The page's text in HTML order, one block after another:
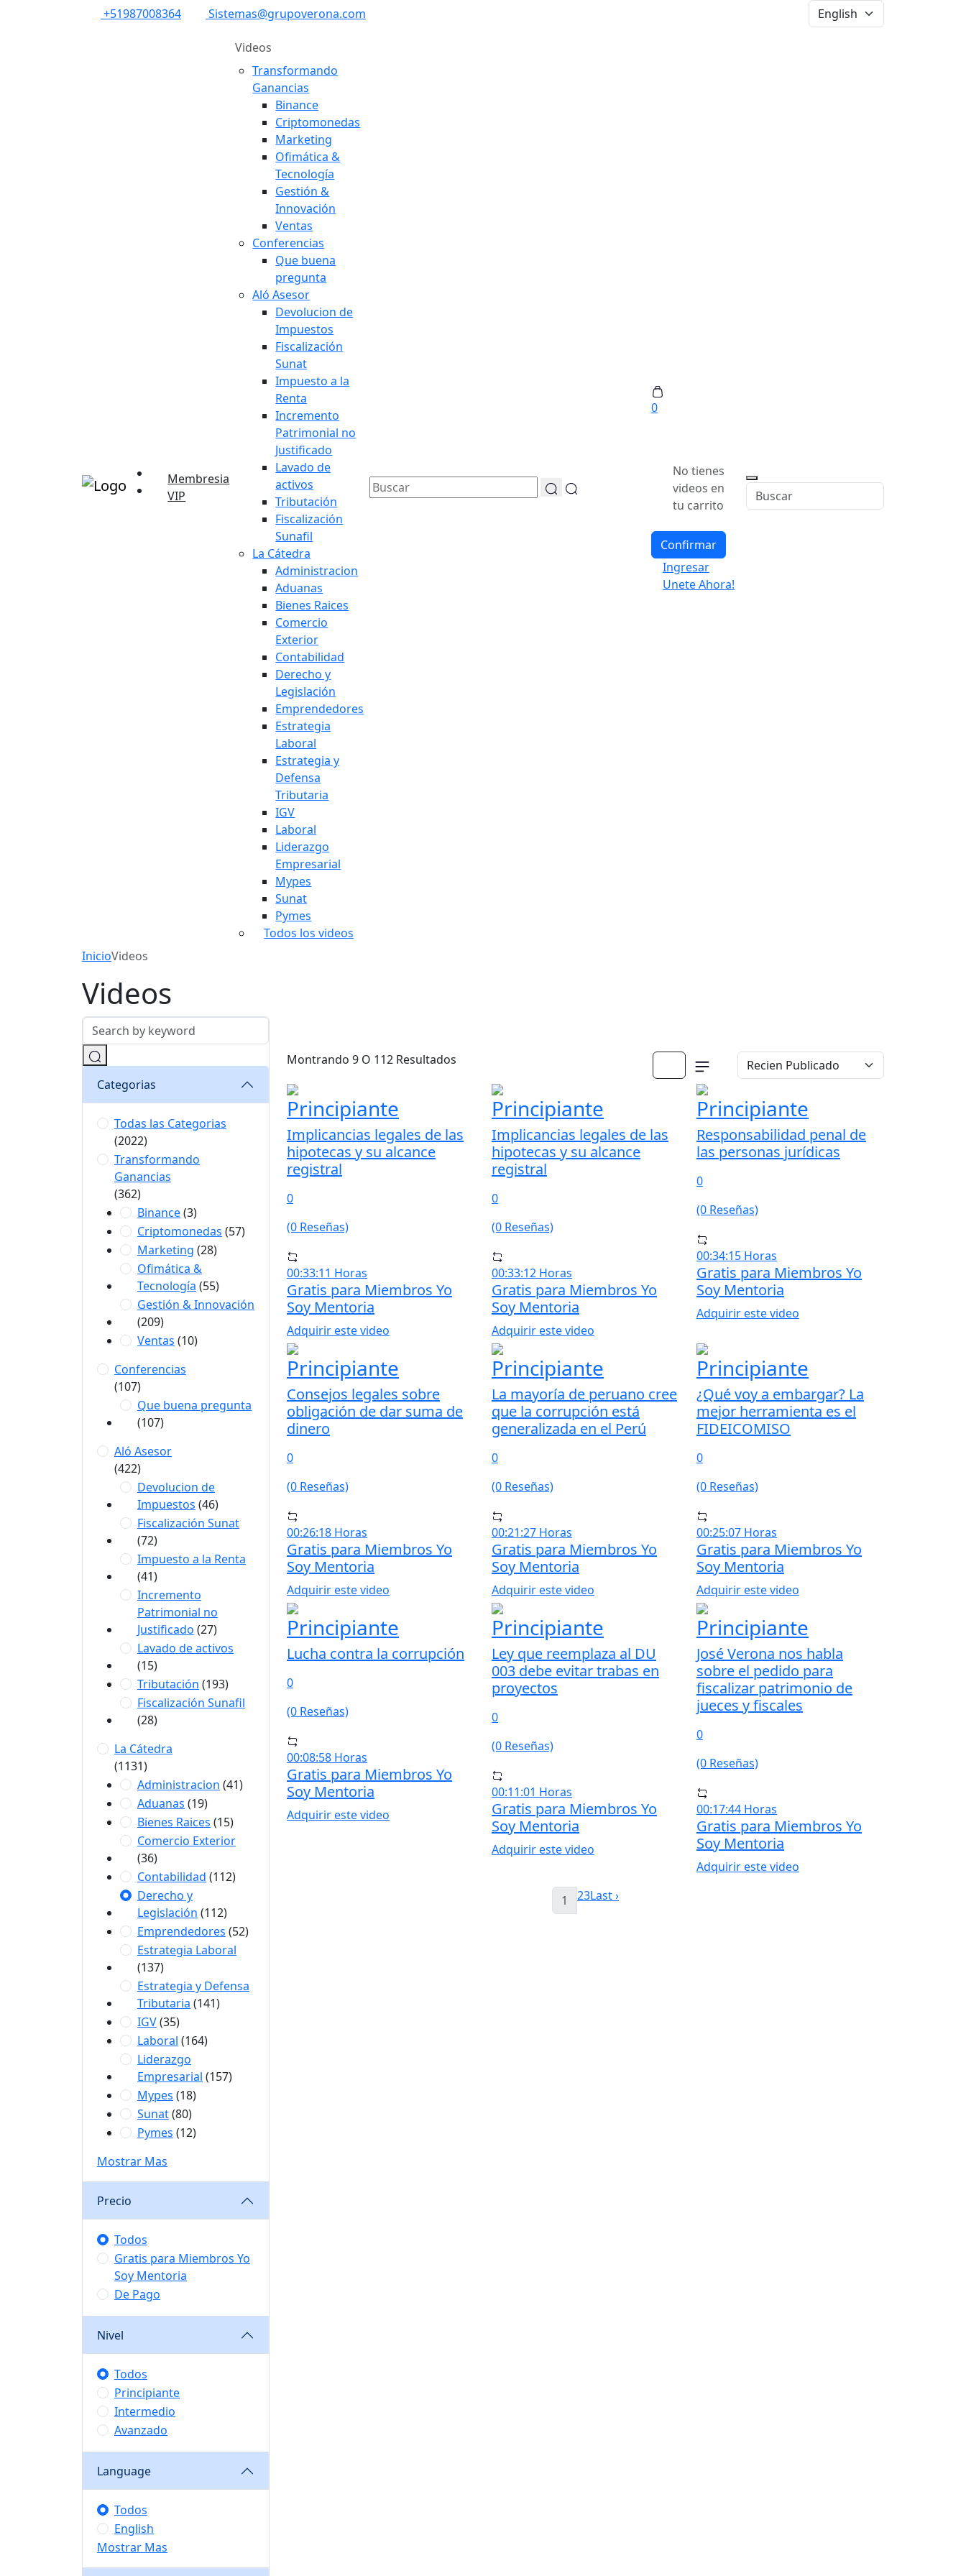
+51987008364 Sistemas@grupoverona.com
Membresia
VIP
Videos
Transformando
Ganancias
Binance
Criptomonedas
Marketing
Ofimática &
Tecnología
Gestión &
Innovación
Ventas
Conferencias
Que buena
pregunta
Aló Asesor
Devolucion de
Impuestos
Fiscalización
Sunat
Impuesto a la
Renta
Incremento
Patrimonial no
Justificado
Lavado de
activos
Tributación
Fiscalización
Sunafil
La Cátedra
Administracion
Aduanas
Bienes Raices
Comercio
Exterior
Contabilidad
Derecho y
Legislación
Emprendedores
Estrategia
Laboral
Estrategia y
Defensa
Tributaria
IGV
Laboral
Liderazgo
Empresarial
Mypes
Sunat
Pymes
Todos los videos
0
No tienes
videos en
tu carrito
Confirmar
Ingresar
Unete Ahora!
InicioVideos
Videos
Categorias
Todas las Categorias
(2022)
Transformando
Ganancias
(362)
Binance(3)
Criptomonedas (57)
Marketing (28)
Ofimática &
Tecnología (55)
Gestión & Innovación
(209)
Ventas (10)
Conferencias
(107)
Que buena pregunta
(107)
Aló Asesor
(422)
Devolucion de
Impuestos (46)
Fiscalización Sunat
(72)
Impuesto a la Renta
(41)
Incremento
Patrimonial no
Justificado (27)
Lavado de activos
(15)
Tributación (193)
Fiscalización Sunafil
(28)
La Cátedra
(1131)
Administracion (41)
Aduanas (19)
Bienes Raices (15)
Comercio Exterior
(36)
Contabilidad (112)
Derecho y
Legislación (112)
Emprendedores (52)
Estrategia Laboral
(137)
Estrategia y Defensa
Tributaria (141)
IGV(35)
Laboral (164)
Liderazgo
Empresarial (157)
Mypes (18)
Sunat(80)
Pymes (12)
Mostrar Mas
Precio
Todos
Gratis para Miembros Yo
Soy Mentoria
De Pago
Nivel
Todos
Principiante
Intermedio
Avanzado
Language
Todos
English
Mostrar Mas
Montrando 9 O 112 Resultados
Principiante
Implicancias legales de las
hipotecas y su alcance
registral
0
(0 Reseñas)
00:33:11 Horas
Gratis para Miembros Yo
Soy Mentoria
Adquirir este video
Principiante
Implicancias legales de las
hipotecas y su alcance
registral
0
(0 Reseñas)
00:33:12 Horas
Gratis para Miembros Yo
Soy Mentoria
Adquirir este video
Principiante
Responsabilidad penal de
las personas jurídicas
0
(0 Reseñas)
00:34:15 Horas
Gratis para Miembros Yo
Soy Mentoria
Adquirir este video
Principiante
Consejos legales sobre
obligación de dar suma de
dinero
0
(0 Reseñas)
00:26:18 Horas
Gratis para Miembros Yo
Soy Mentoria
Adquirir este video
Principiante
La mayoría de peruano cree
que la corrupción está
generalizada en el Perú
0
(0 Reseñas)
00:21:27 Horas
Gratis para Miembros Yo
Soy Mentoria
Adquirir este video
Principiante
¿Qué voy a embargar? La
mejor herramienta es el
FIDEICOMISO
0
(0 Reseñas)
00:25:07 Horas
Gratis para Miembros Yo
Soy Mentoria
Adquirir este video
Principiante
Lucha contra la corrupción
0
(0 Reseñas)
00:08:58 Horas
Gratis para Miembros Yo
Soy Mentoria
Adquirir este video
Principiante
Ley que reemplaza al DU
003 debe evitar trabas en
proyectos
0
(0 Reseñas)
00:11:01 Horas
Gratis para Miembros Yo
Soy Mentoria
Adquirir este video
Principiante
José Verona nos habla
sobre el pedido para
fiscalizar patrimonio de
jueces y fiscales
0
(0 Reseñas)
00:17:44 Horas
Gratis para Miembros Yo
Soy Mentoria
Adquirir este video
1 23Last ›